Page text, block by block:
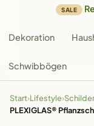
SALE
Dekoration
Schwibbögen
Start›Lifestyle›Schilder
PLEXIGLAS®